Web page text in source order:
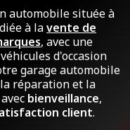
automobile située à
à lavente de
, avec une
d'occasion
garage automobile
réparation et la
bienveillance,
client.